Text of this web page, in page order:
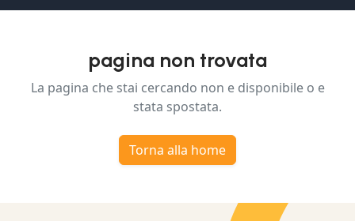
pagina non trovata
La pagina che stai cercando non e disponibile o e
stata spostata.
Torna alla home